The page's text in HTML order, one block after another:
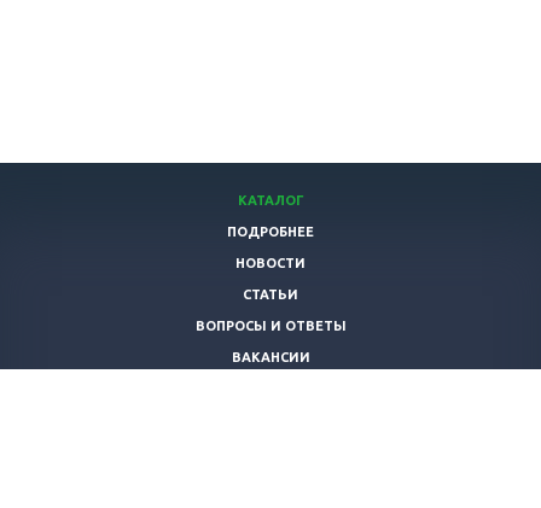
КАТАЛОГ
ПОДРОБНЕЕ
НОВОСТИ
СТАТЬИ
ВОПРОСЫ И ОТВЕТЫ
ВАКАНСИИ